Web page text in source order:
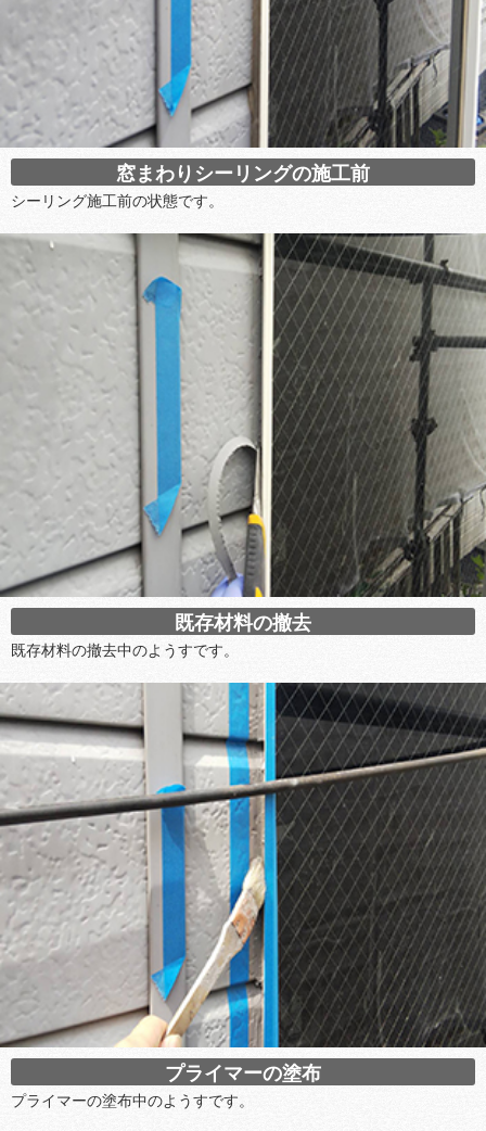
窓まわりシーリングの施工前
シーリング施工前の状態です。
既存材料の撤去
既存材料の撤去中のようすです。
プライマーの塗布
プライマーの塗布中のようすです。